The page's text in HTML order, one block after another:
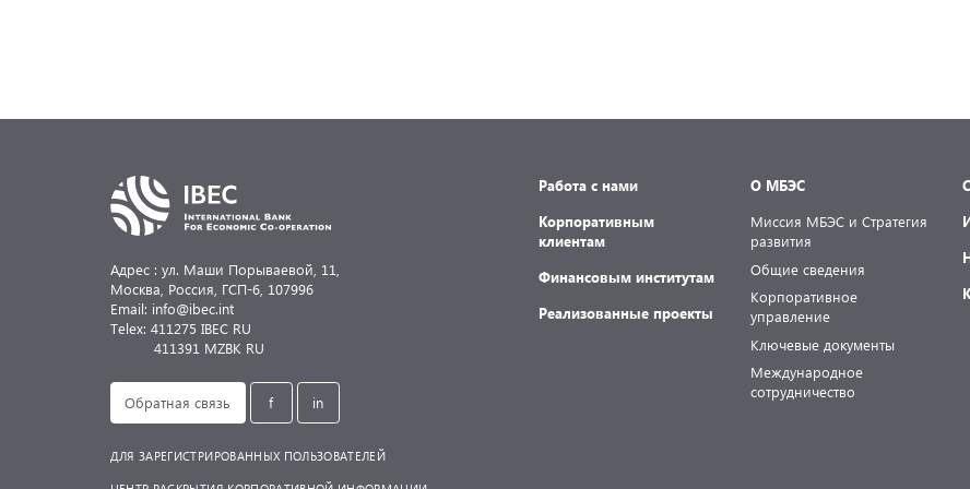
Адрес : ул. Маши Порываевой, 11,
Москва, Россия, ГСП-6, 107996
Email: info@ibec.int
Telex: 411275 IBEC RU
411391 MZBK RU
Обратная связь f in
ДЛЯ ЗАРЕГИСТРИРОВАННЫХ ПОЛЬЗОВАТЕЛЕЙ
Работа с нами
Корпоративным
клиентам
Финансовым институтам
Реализованные проекты
О МБЭС
Миссия МБЭС и Стратегия
развития
Общие сведения
Корпоративное
управление
Ключевые документы
Международное
сотрудничество